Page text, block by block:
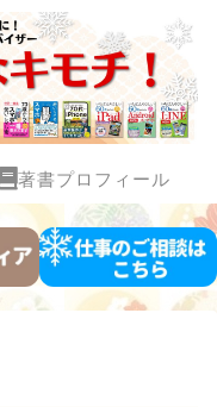
著書プロフィール